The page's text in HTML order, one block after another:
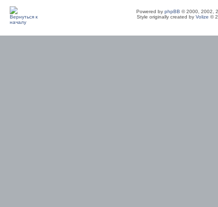
Powered by phpBB © 2000, 2002,
Style originally created by Volize ©